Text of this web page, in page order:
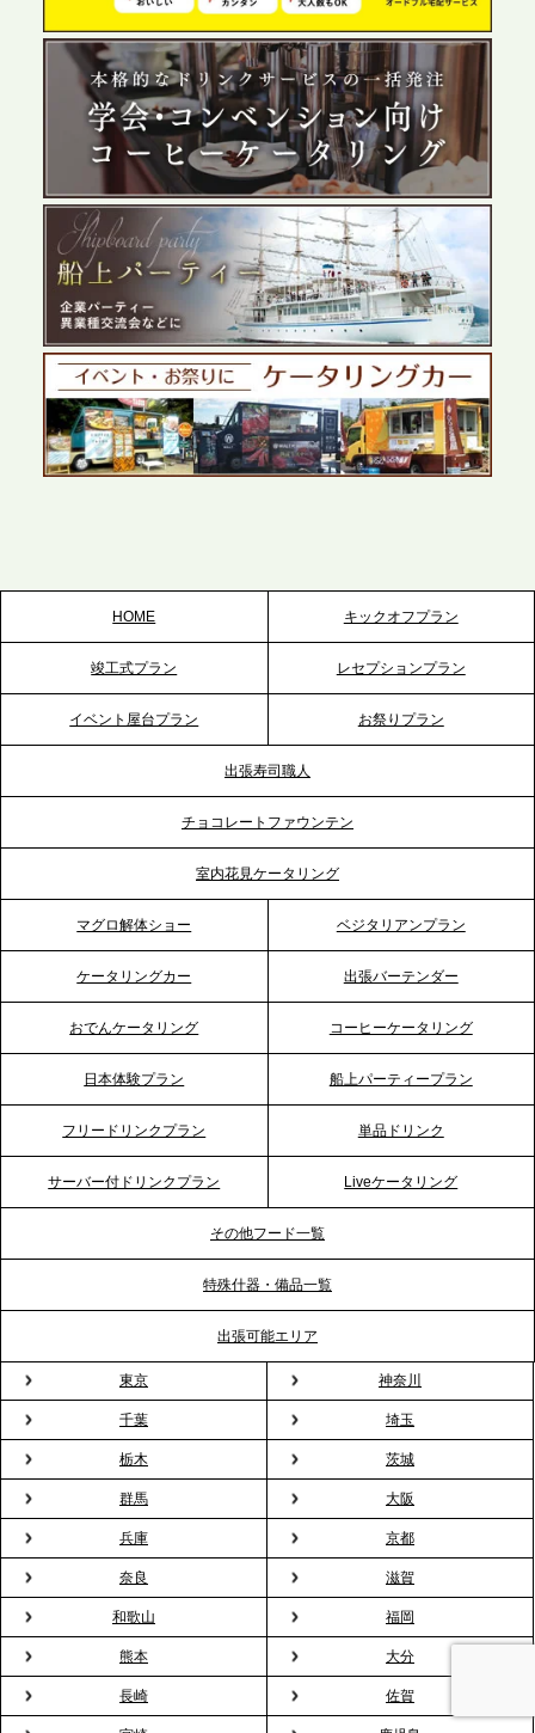
う「お祭りケータリング」の提供を開始
2026.5.29
プレスリリースのご案内｜ケータリングのセカンド
テーブル、群馬前橋支社を設立。再開発やオフィス
展開が進む前橋エリアの企業ニーズに応え、高品質
なサービスで各種イベント・懇親会をサポート
2026.5.27
プレスリリースのご案内｜ケータリングのセカンド
テーブル、千葉本社を新設。幕張・舞浜の大型イベ
ントから主要都市の社内懇親会まで、現地拠点を活
かしたスムーズな対応を展開
2026.5.22
2026.5.20
プレスリリースのご案内｜ケータリングのセカンド
2026.5.12
プレスリリースのご案内｜ケータリングのセカンド
プレスリリースのご案内｜「温かな食」が会話のス
イッチに。新入社員研修で《食体験としてのケータ
テーブル、横浜事務所を新設。神奈川エリアのサー
ビス提供体制を強化し、質の高い「場づくり」をサ
TBS「Nスタ」で、2ndTable「1DISH」の花見オー
ドブルが紹介されました
2026.3.23
プレスリリースのご案内｜入社式の“そのまま懇親
会”が企業で広がる。 新入社員の交流を支える『オフ
ィスケータリング』という新しい活用法
2026.3.20
NHK「ニュースウオッチ9」で、2ndTable「室内花
2026.3.16
HOME キックオフプラン
竣工式プラン レセプションプラン
イベント屋台プラン お祭りプラン
出張寿司職人
チョコレートファウンテン
室内花見ケータリング
マグロ解体ショー ベジタリアンプラン
ケータリングカー 出張バーテンダー
おでんケータリング コーヒーケータリング
日本体験プラン 船上パーティープラン
フリードリンクプラン 単品ドリンク
サーバー付ドリンクプラン Liveケータリング
その他フード一覧
特殊什器・備品一覧
出張可能エリア
東京 神奈川
千葉 埼玉
栃木 茨城
群馬 大阪
兵庫 京都
奈良 滋賀
和歌山 福岡
熊本 大分
長崎 佐賀